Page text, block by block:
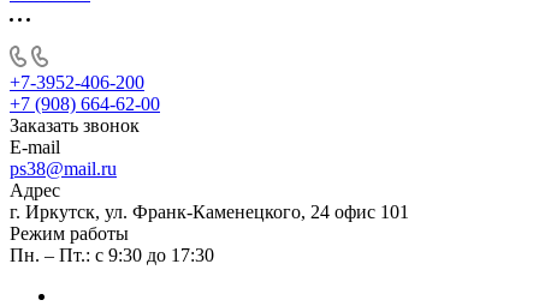
+7-3952-406-200
+7 (908) 664-62-00
Заказать звонок
E-mail
ps38@mail.ru
Адрес
г. Иркутск, ул. Франк-Каменецкого, 24 офис 101
Режим работы
Пн. – Пт.: с 9:30 до 17:30